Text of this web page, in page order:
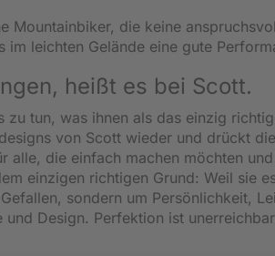
Mountainbiker, die keine
leichten Gelände eine gute
heißt es bei Scott.
tun, was ihnen als das einzig
von Scott wieder und drückt
alle, die einfach machen möchten
einzigen richtigen Grund: Weil sie
sondern um Persönlichkeit,
Design. Perfektion ist